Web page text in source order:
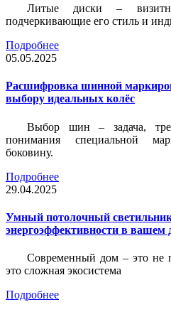
Литые диски –
подчеркивающие его стиль и
Подробнее
05.05.2025
Расшифровка шинной
выбору идеальных колёс
Выбор шин – задача,
понимания специальной
боковину.
Подробнее
29.04.2025
Умный потолочный
энергоэффективности в вашем
Современный дом – это не
это сложная экосистема
Подробнее